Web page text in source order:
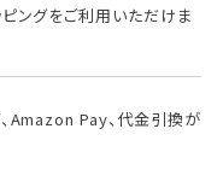
ングをご利用いただけま
Amazon Pay、代金引換が